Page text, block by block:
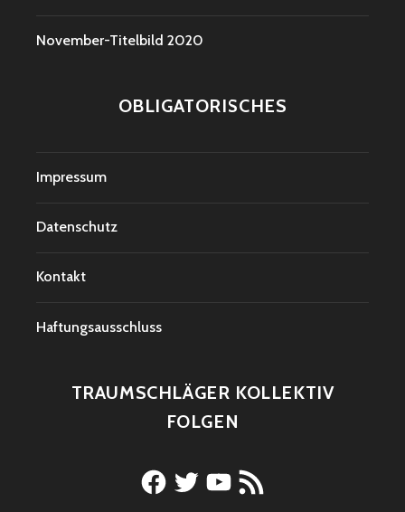
November-Titelbild 2020
OBLIGATORISCHES
Impressum
Datenschutz
Kontakt
Haftungsausschluss
TRAUMSCHLÄGER KOLLEKTIV
FOLGEN
Facebook
TwitterYouTube
RSS-
Feed